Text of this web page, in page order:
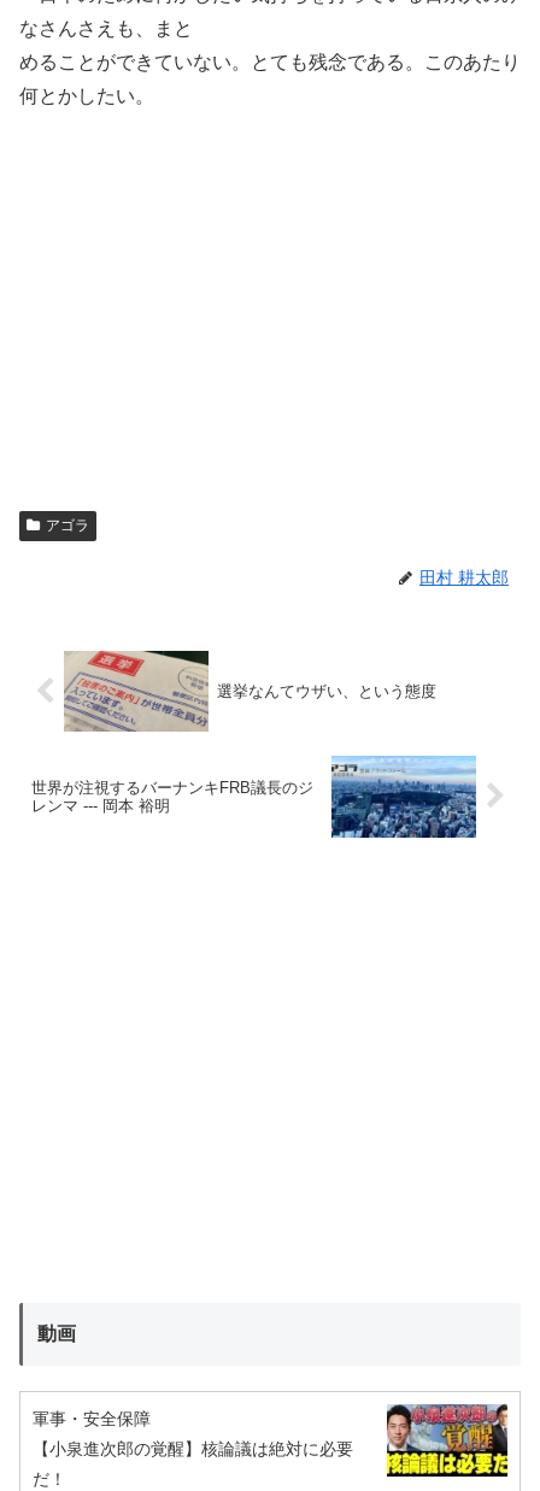
なさんさえも、まと
めることができていない。とても残念である。このあたり
何とかしたい。
アゴラ
田村 耕太郎
選挙なんてウザい、という態度
世界が注視するバーナンキFRB議長のジ
レンマ --- 岡本 裕明
動画
軍事・安全保障
【小泉進次郎の覚醒】核論議は絶対に必要
だ！